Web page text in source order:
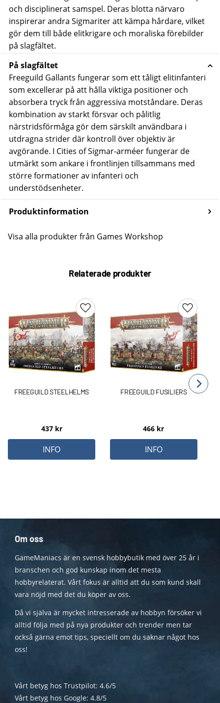
och disciplinerat samspel. Deras blotta närvaro
inspirerar andra Sigmariter att kämpa hårdare, vilket
gör dem till både elitkrigare och moraliska förebilder
på slagfältet.
På slagfältet
Freeguild Gallants fungerar som ett tåligt elitinfanteri
som excellerar på att hålla viktiga positioner och
absorbera tryck från aggressiva motståndare. Deras
kombination av starkt försvar och pålitlig
närstridsförmåga gör dem särskilt användbara i
utdragna strider där kontroll över objektiv är
avgörande. I Cities of Sigmar-arméer fungerar de
utmärkt som ankare i frontlinjen tillsammans med
större formationer av infanteri och
understödsenheter.
Produktinformation
Visa alla produkter från Games Workshop
Relaterade produkter
FREEGUILD STEELHELMS
437kr
Lägg till i favoriter
INFO
FREEGUILD FUSILIERS
466 kr
Lägg till
INFO
Om oss
GameManiacs är en svensk hobbybutik med över 25 år i
branschen och god kunskap inom det mesta
hobbyrelaterat. Vårt fokus är alltid att du som kund skall
vara nöjd med det du köper av oss.
Då vi själva är mycket intresserade av hobbyn försöker vi
alltid följa med på nya produkter och trender men tar
också gärna emot tips, speciellt om du saknar något hos
oss!
Vårt betyg hos Trustpilot: 4.6/5
Vårt betyg hos Google: 4.8/5